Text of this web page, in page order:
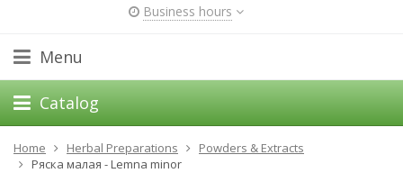
Business hours
Menu
Catalog
Home Herbal Preparations
Powders & Extracts
Ряска малая - Lemna minor